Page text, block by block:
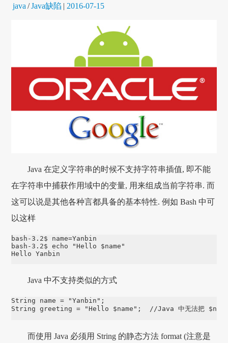
java /Java缺陷 | 2016-07-15
Java 在定义字符串的时候不支持字符串插值, 即不能
在字符串中捕获作用域中的变量, 用来组成当前字符串. 而
这可以说是其他各种言都具备的基本特性. 例如 Bash 中可
以这样
bash-3.2$ name=Yanbin
bash-3.2$ echo "Hello $name"
Hello Yanbin
Java 中不支持类似的方式
String name = "Yanbin";
String greeting = "Hello $name";  //Java 中无法把 $name
而使用 Java 必须用 String 的静态方法 format (注意是